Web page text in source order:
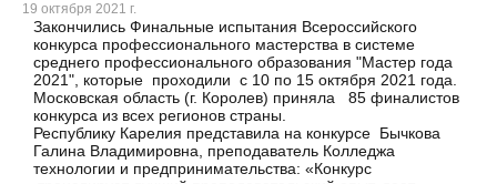
19 октября 2021 г.
Закончились Финальные испытания Всероссийского
конкурса профессионального мастерства в системе
среднего профессионального образования "Мастер года
2021", которые проходили с 10 по 15 октября 2021 года.
Московская область (г. Королев) приняла 85 финалистов
конкурса из всех регионов страны.
Республику Карелия представила на конкурсе Бычкова
Галина Владимировна, преподаватель Колледжа
технологии и предпринимательства: «Конкурс